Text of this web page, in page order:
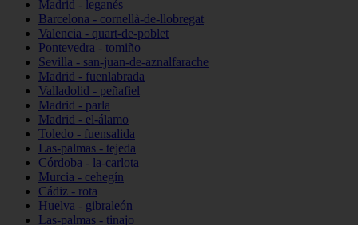
Madrid - leganés
Barcelona - cornellà-de-llobregat
Valencia - quart-de-poblet
Pontevedra - tomiño
Sevilla - san-juan-de-aznalfarache
Madrid - fuenlabrada
Valladolid - peñafiel
Madrid - parla
Madrid - el-álamo
Toledo - fuensalida
Las-palmas - tejeda
Córdoba - la-carlota
Murcia - cehegín
Cádiz - rota
Huelva - gibraleón
Las-palmas - tinajo